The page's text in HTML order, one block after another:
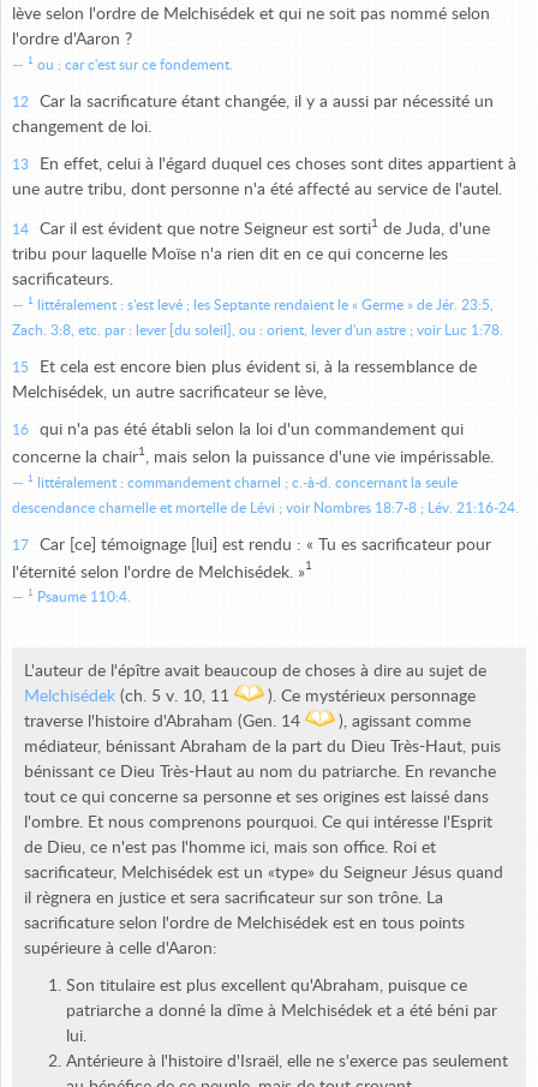
lève selon l'ordre de Melchisédek et qui ne soit pas nommé selon
l'ordre d'Aaron ?
1 ou : car c'est sur ce fondement.
12
Car la sacrificature étant changée, il y a aussi par nécessité un
changement de loi.
13
En effet, celui à l'égard duquel ces choses sont dites appartient à
une autre tribu, dont personne n'a été affecté au service de l'autel.
14 Car il est évident que notre Seigneur est sorti1 de Juda, d'une
tribu pour laquelle Moïse n'a rien dit en ce qui concerne les
sacrificateurs.
1
littéralement : s'est levé ; les Septante rendaient le « Germe » de Jér. 23:5,
Zach. 3:8, etc. par : lever [du soleil], ou : orient, lever d'un astre ; voir Luc 1:78.
15
Et cela est encore bien plus évident si, à la ressemblance de
Melchisédek, un autre sacrificateur se lève,
16
qui n'a pas été établi selon la loi d'un commandement qui
concerne la chair1 , mais selon la puissance d'une vie impérissable.
1
littéralement : commandement charnel ; c.-à-d. concernant la seule
descendance charnelle et mortelle de Lévi ; voir Nombres 18:7-8 ; Lév. 21:16-24.
17
Car [ce] témoignage [lui] est rendu : « Tu es sacrificateur pour
l'éternité selon l'ordre de Melchisédek. »1
1 Psaume 110:4.
L'auteur de l'épître avait beaucoup de choses à dire au sujet de
Melchisédek (ch. 5 v. 10, 11
). Ce mystérieux personnage
traverse l'histoire d'Abraham (Gen. 14
), agissant comme
médiateur, bénissant Abraham de la part du Dieu Très-Haut, puis
bénissant ce Dieu Très-Haut au nom du patriarche. En revanche
tout ce qui concerne sa personne et ses origines est laissé dans
l'ombre. Et nous comprenons pourquoi. Ce qui intéresse l'Esprit
de Dieu, ce n'est pas l'homme ici, mais son office. Roi et
sacrificateur, Melchisédek est un «type» du Seigneur Jésus quand
il règnera en justice et sera sacrificateur sur son trône. La
sacrificature selon l'ordre de Melchisédek est en tous points
supérieure à celle d'Aaron:
Son titulaire est plus excellent qu'Abraham, puisque ce
patriarche a donné la dîme à Melchisédek et a été béni par
lui.
Antérieure à l'histoire d'Israël, elle ne s'exerce pas seulement